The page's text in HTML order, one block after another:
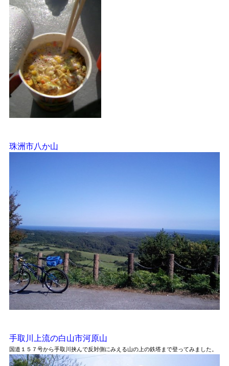
珠洲市八か山
手取川上流の白山市河原山
国道１５７号から手取川挟んで反対側にみえる山の上の鉄塔まで登ってみました。